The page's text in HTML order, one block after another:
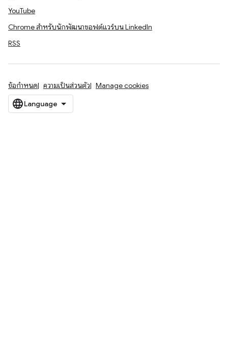
YouTube
Chrome สำหรับนักพัฒนาซอฟต์แวร์บน LinkedIn
RSS
ข้อกำหนด ความเป็นส่วนตัว Manage cookies